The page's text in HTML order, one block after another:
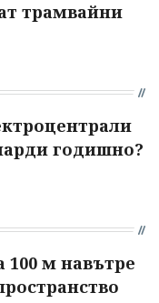
трамвайни
годишно?
100 м навътре